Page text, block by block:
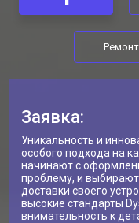
Ремонт
Заявка:
Уникальность и
особого подхода на
начинают с
проблему, и
доставки своего
высокие стандарты
внимательность к